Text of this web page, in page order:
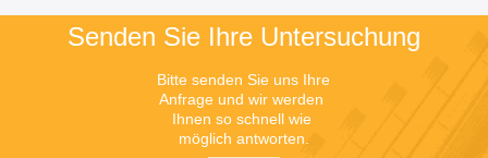
Senden Sie Ihre Untersuchung
Bitte senden Sie uns Ihre
Anfrage und wir werden
Ihnen so schnell wie
möglich antworten.